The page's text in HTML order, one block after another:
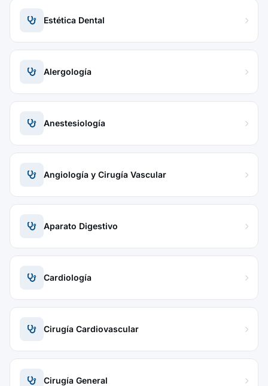
Estética Dental
Alergología
Anestesiología
Angiología y Cirugía Vascular
Aparato Digestivo
Cardiología
Cirugía Cardiovascular
Cirugía General